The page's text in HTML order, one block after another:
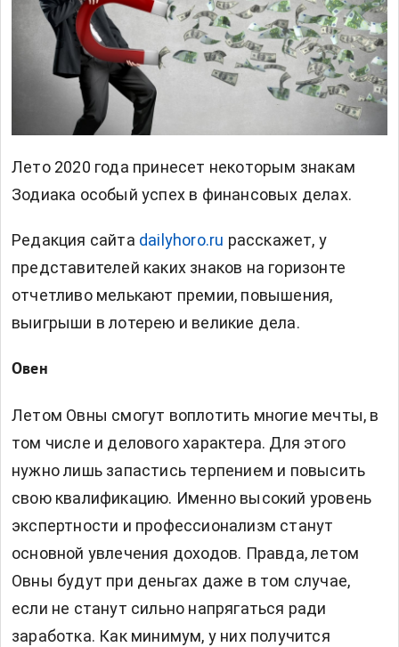
Лето 2020 года принесет некоторым знакам
Зодиака особый успех в финансовых делах.
Редакция сайта dailyhoro.ru расскажет, у
представителей каких знаков на горизонте
отчетливо мелькают премии, повышения,
выигрыши в лотерею и великие дела.
Овен
Летом Овны смогут воплотить многие мечты, в
том числе и делового характера. Для этого
нужно лишь запастись терпением и повысить
свою квалификацию. Именно высокий уровень
экспертности и профессионализм станут
основной увлечения доходов. Правда, летом
Овны будут при деньгах даже в том случае,
если не станут сильно напрягаться ради
заработка. Как минимум, у них получится